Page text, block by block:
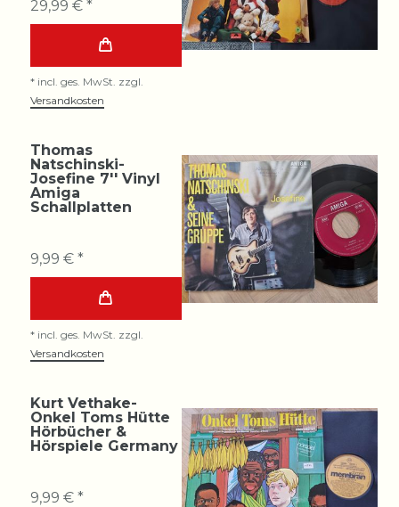
29,99 € *
* incl. ges. MwSt. zzgl.
Versandkosten
Thomas
Natschinski-
Josefine 7'' Vinyl
Amiga
Schallplatten
9,99 € *
* incl. ges. MwSt. zzgl.
Versandkosten
Kurt Vethake-
Onkel Toms Hütte
Hörbücher &
Hörspiele Germany
9,99 € *